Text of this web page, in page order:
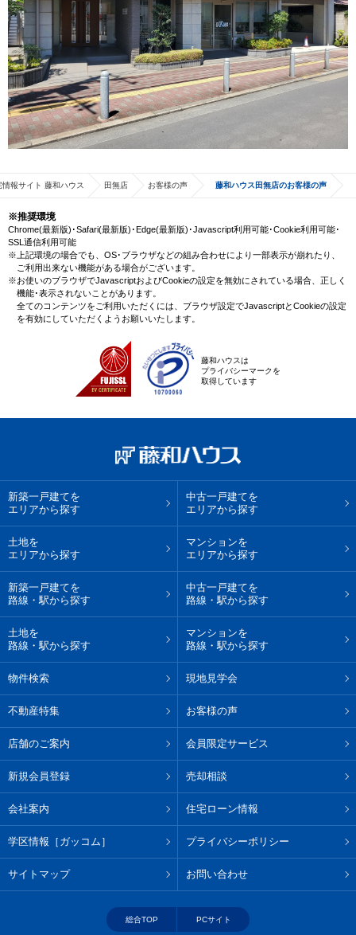
報サイト 藤和ハウス 田無店 お客様の声 藤和ハウス田無店のお客様の声
※推奨環境
Chrome(最新版)･Safari(最新版)･Edge(最新版)･Javascript利用可能･Cookie利用可能･
SSL通信利用可能
※上記環境の場合でも、OS･ブラウザなどの組み合わせにより一部表示が崩れたり、
ご利用出来ない機能がある場合がございます。
※お使いのブラウザでJavascriptおよびCookieの設定を無効にされている場合、正しく
機能･表示されないことがあります。
全てのコンテンツをご利用いただくには、ブラウザ設定でJavascriptとCookieの設定
を有効にしていただくようお願いいたします。
藤和ハウスは
プライバシーマークを
取得しています
新築一戸建てを
エリアから探す
中古一戸建てを
エリアから探す
土地を
エリアから探す
マンションを
エリアから探す
新築一戸建てを
路線・駅から探す
中古一戸建てを
路線・駅から探す
土地を
路線・駅から探す
マンションを
路線・駅から探す
物件検索 現地見学会
不動産特集 お客様の声
店舗のご案内 会員限定サービス
新規会員登録 売却相談
会社案内 住宅ローン情報
学区情報［ガッコム］ プライバシーポリシー
サイトマップ お問い合わせ
総合TOP PCサイト